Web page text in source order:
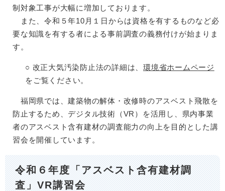
制対象工事が大幅に増加しております。
また、令和５年10月１日からは資格を有するものなど必
要な知識を有する者による事前調査の義務付けが始まりま
す。
○ 改正大気汚染防止法の詳細は、 環境省ホームページ
をご覧ください。
福岡県では、建築物の解体・改修時のアスベスト飛散を
防止するため、デジタル技術（VR）を活用し、県内事業
者のアスベスト含有建材の調査能力の向上を目的とした講
習会を開催しています。
令和６年度「アスベスト含有建材調
査」VR講習会